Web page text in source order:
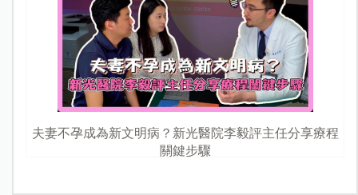
夫妻不孕成為新文明病？新光醫院李毅評主任分享療程
關鍵步驟